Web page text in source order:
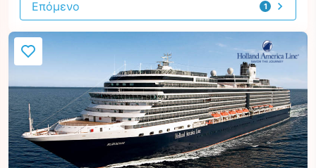
1
προσφορά
Επόμενο